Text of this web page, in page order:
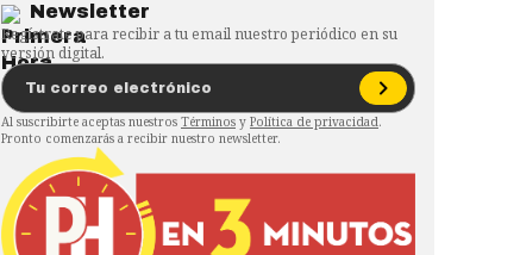
Newsletter
Regístrate para recibir a tu email nuestro periódico en su
versión digital.
Al suscribirte aceptas nuestros Términos y Política de privacidad.
Pronto comenzarás a recibir nuestro newsletter.